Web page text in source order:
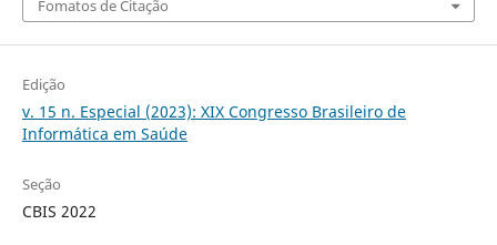
Fomatos de Citação
Edição
v. 15 n. Especial (2023): XIX Congresso Brasileiro de
Informática em Saúde
Seção
CBIS 2022